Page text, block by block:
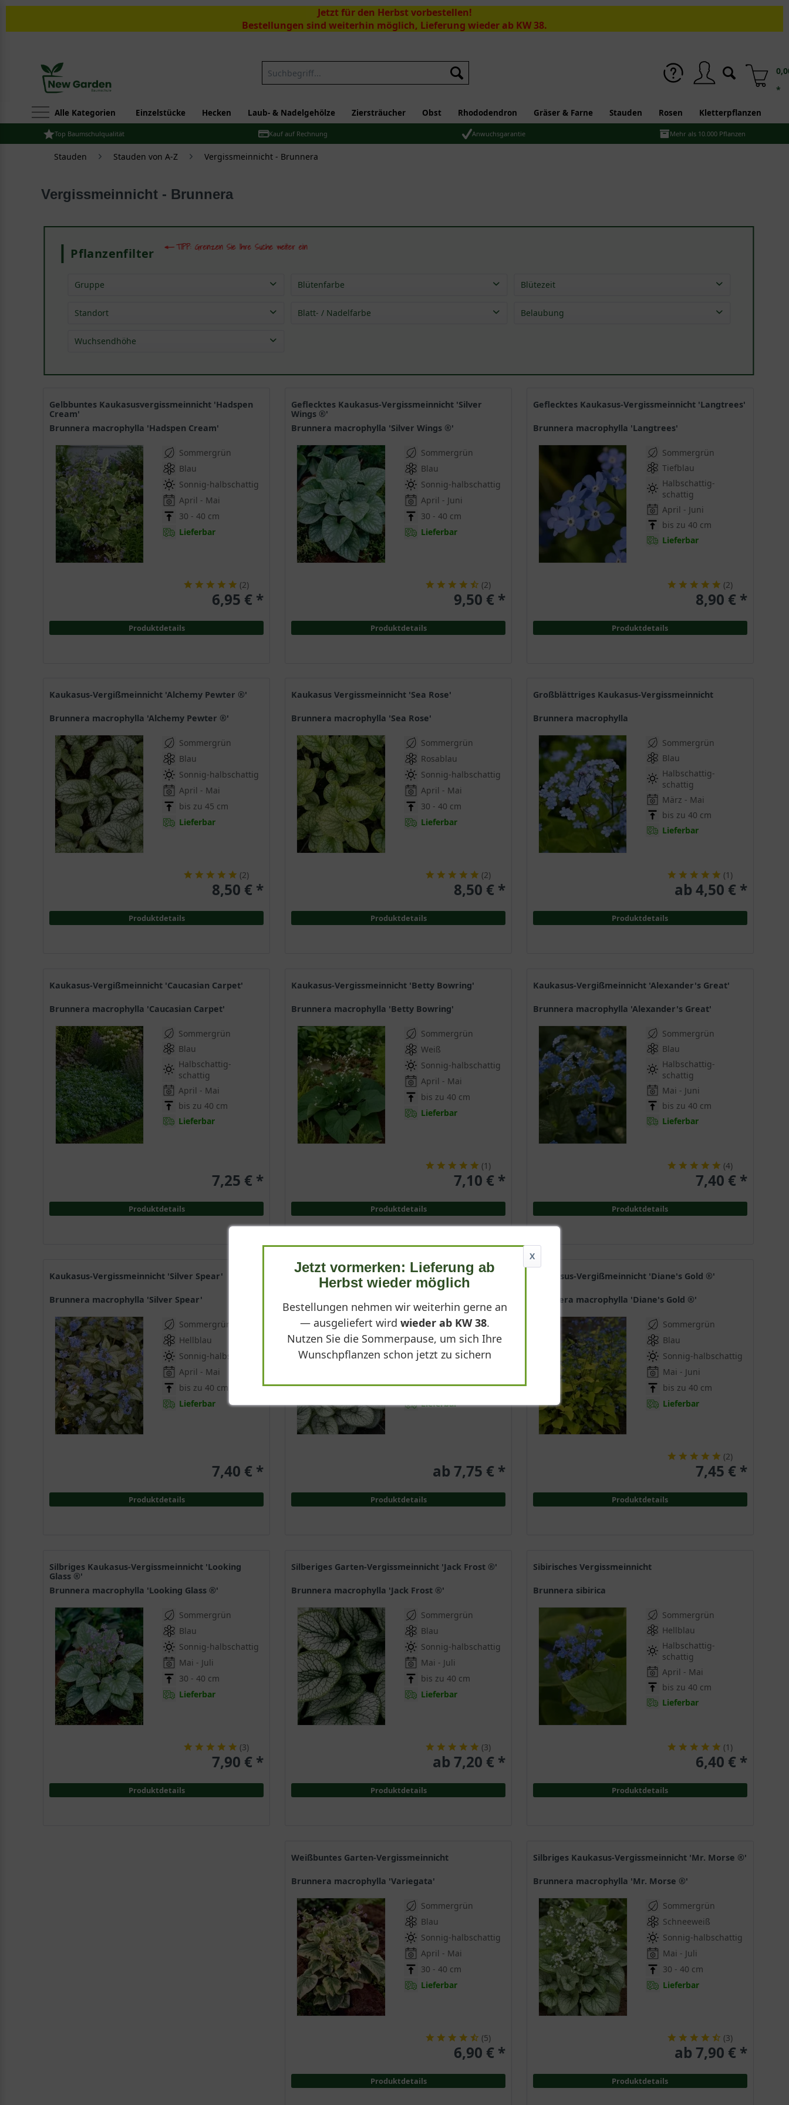
Jetzt für den Herbst vorbestellen!
Bestellungen sind weiterhin möglich, Lieferung wieder ab KW 38.
Suchen
*
Alle Kategorien Einzelstücke Hecken Laub- & Nadelgehölze Ziersträucher Obst Rhododendron Gräser & Farne Stauden Rosen Kletterpflanzen
Top Baumschulqualität Kauf auf Rechnung Anwuchsgarantie Mehr als 10.000 Pflanzen
Stauden Stauden von A-Z Vergissmeinnicht - Brunnera
Vergissmeinnicht - Brunnera
Pflanzenfilter
Gruppe
Blütenstauden
Gehölzrandstauden
Rhododendron-Begleitstauden(7)
Blütenfarbe
blau(14)
Blütezeit
Apr(10
Standort Blatt- / Nadelfarbe Belaubung
Wuchsendhöhe
Geflecktes Kaukasus-Vergissmeinnicht 'Langtrees'
Brunnera macrophylla 'Langtrees'
Sommergrün
Tiefblau
Halbschattig-
schattig
April - Juni
bis zu 40 cm
Lieferbar
(2)
8,90 € *
Produktdetails
Geflecktes Kaukasus-Vergissmeinnicht 'Silver
Wings ®'
Brunnera macrophylla 'Silver Wings ®'
Sommergrün
Blau
Sonnig-halbschattig
April - Juni
30 - 40 cm
Lieferbar
(2)
9,50 € *
Produktdetails
Gelbbuntes Kaukasusvergissmeinnicht 'Hadspen
Cream'
Brunnera macrophylla 'Hadspen Cream'
Sommergrün
Blau
Sonnig-halbschattig
April - Mai
30 - 40 cm
Lieferbar
(2)
6,95 € *
Produktdetails
Großblättriges Kaukasus-Vergissmeinnicht
Brunnera macrophylla
Sommergrün
Blau
Halbschattig-
schattig
März - Mai
bis zu 40 cm
Lieferbar
(1 )
ab 4,50 € *
Produktdetails
Kaukasus Vergissmeinnicht 'Sea Rose'
Brunnera macrophylla 'Sea Rose'
Sommergrün
Rosablau
Sonnig-halbschattig
April - Mai
30 - 40 cm
Lieferbar
(2)
8,50 € *
Produktdetails
Kaukasus-Vergißmeinnicht 'Alchemy Pewter ®'
Brunnera macrophylla 'Alchemy Pewter ®'
Sommergrün
Blau
Sonnig-halbschattig
April - Mai
bis zu 45 cm
Lieferbar
(2)
8,50 € *
Produktdetails
Kaukasus-Vergißmeinnicht 'Alexander's Great'
Brunnera macrophylla 'Alexander's Great'
Sommergrün
Blau
Halbschattig-
schattig
Mai - Juni
bis zu 40 cm
Lieferbar
(4)
7,40 € *
Produktdetails
Kaukasus-Vergissmeinnicht 'Betty Bowring'
Brunnera macrophylla 'Betty Bowring'
Sommergrün
Weiß
Sonnig-halbschattig
April - Mai
bis zu 40 cm
Lieferbar
(1 )
7,10 € *
Produktdetails
Kaukasus-Vergißmeinnicht 'Caucasian Carpet'
Brunnera macrophylla 'Caucasian Carpet'
Sommergrün
Blau
Halbschattig-
schattig
April - Mai
bis zu 40 cm
Lieferbar
7,25 € *
Produktdetails
Kaukasus-Vergißmeinnicht 'Diane's Gold ®'
Brunnera macrophylla 'Diane's Gold ®'
Sommergrün
Blau
Sonnig-halbschattig
Mai - Juni
bis zu 40 cm
Lieferbar
(2)
7,45 € *
Produktdetails
Kaukasus-Vergißmeinnicht 'Silver Heart ®'
Sommergrün
Blau
Sonnig-halbschattig
Bis zu 40 cm
Lieferbar
ab 7,75 € *
Produktdetails
Kaukasus-Vergissmeinnicht 'Silver Spear'
Brunnera macrophylla 'Silver Spear'
Sommergrün
Hellblau
Sonnig-halbschattig
April - Mai
bis zu 40 cm
Lieferbar
7,40 € *
Produktdetails
Sibirisches Vergissmeinnicht
Brunnera sibirica
Sommergrün
Hellblau
Halbschattig-
schattig
April - Mai
bis zu 40 cm
Lieferbar
(1 )
6,40 € *
Produktdetails
Silberiges Garten-Vergissmeinnicht 'Jack Frost ®'
Brunnera macrophylla 'Jack Frost ®'
Sommergrün
Blau
Sonnig-halbschattig
Mai - Juli
bis zu 40 cm
Lieferbar
(3)
ab 7,20 € *
Produktdetails
Silbriges Kaukasus-Vergissmeinnicht 'Looking
Glass ®'
Brunnera macrophylla 'Looking Glass ®'
Sommergrün
Blau
Sonnig-halbschattig
Mai - Juli
30 - 40 cm
Lieferbar
(3)
7,90 € *
Produktdetails
Silbriges Kaukasus-Vergissmeinnicht 'Mr. Morse ®'
Brunnera macrophylla 'Mr. Morse ®'
Sommergrün
Schneeweiß
Sonnig-halbschattig
Mai - Juli
30 - 40 cm
Lieferbar
(3)
ab 7,90 € *
Produktdetails
Weißbuntes Garten-Vergissmeinnicht
Brunnera macrophylla 'Variegata'
Sommergrün
Blau
Sonnig-halbschattig
April - Mai
30 - 40 cm
Lieferbar
(5)
6,90 € *
Produktdetails
X
Jetzt vormerken: Lieferung ab
Herbst wieder möglich
Bestellungen nehmen wir weiterhin gerne an
— ausgeliefert wird wieder ab KW 38.
Nutzen Sie die Sommerpause, um sich Ihre
Wunschpflanzen schon jetzt zu sichern